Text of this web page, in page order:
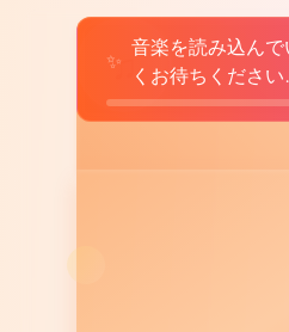
♫
✨
音楽を読み込ん
くお待ちくださ